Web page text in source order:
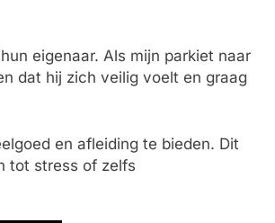
eigenaar. Als mijn parkiet naar
dat hij zich veilig voelt en graag
en afleiding te bieden. Dit
tot stress of zelfs